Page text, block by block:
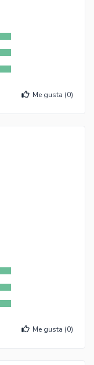
Me gusta (0)
Me gusta (0)